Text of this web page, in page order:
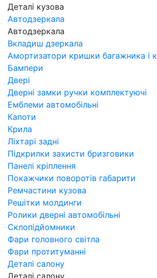
Деталі кузова
Автодзеркала
Автодзеркала
Вкладиш дзеркала
Амортизатори кришки багажника і
Бампери
Двері
Дверні замки ручки комплектуючі
Емблеми автомобільні
Капоти
Крила
Ліхтарі задні
Підкрилки захисти бризговики
Панелі кріплення
Покажчики поворотів габарити
Ремчастини кузова
Решітки молдинги
Ролики дверні автомобільні
Склопідйомники
Фари головного світла
Фари протитуманні
Деталі салону
Деталі салону